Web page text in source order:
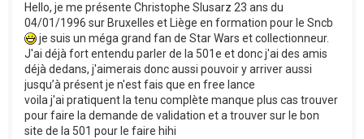
Hello, je me présente Christophe Slusarz 23 ans du
04/01/1996 sur Bruxelles et Liège en formation pour le Sncb
je suis un méga grand fan de Star Wars et collectionneur.
J'ai déjà fort entendu parler de la 501e et donc j'ai des amis
déjà dedans, j'aimerais donc aussi pouvoir y arriver aussi
jusqu’à présent je n'est fais que en free lance
voila j'ai pratiquent la tenu complète manque plus cas trouver
pour faire la demande de validation et a trouver sur le bon
site de la 501 pour le faire hihi